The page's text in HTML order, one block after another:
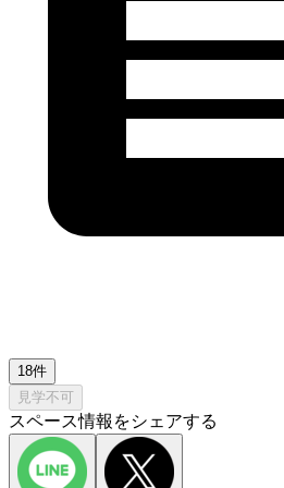
18件
見学不可
スペース情報をシェアする